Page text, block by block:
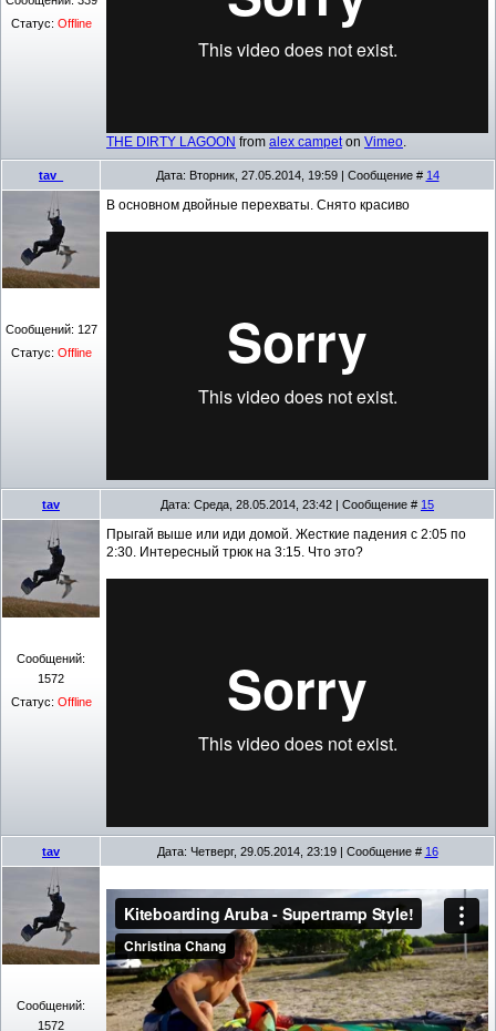
Статус: Offline
THE DIRTY LAGOON from alex campeton Vimeo
tav_ Дата: Вторник, 27.05.2014, 19:59 | Сообщение # 14
Сообщений: 127
Статус: Offline
В основном двойные перехваты. Снято красиво
tav Дата: Среда, 28.05.2014, 23:42 | Сообщение # 15
Сообщений:
1572
Статус: Offline
Прыгай выше или иди домой. Жесткие падения с 2:05 по
2:30. Интересный трюк на 3:15. Что это?
tav Дата: Четверг, 29.05.2014, 23:19 | Сообщение # 16
Сообщений:
1572